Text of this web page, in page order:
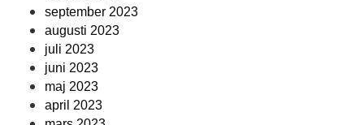
september 2023
augusti 2023
juli 2023
juni 2023
maj 2023
april 2023